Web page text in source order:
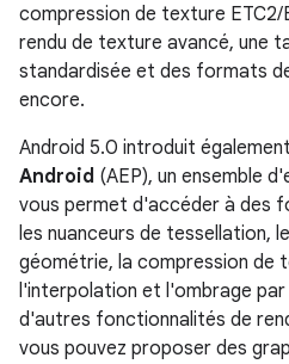
compression de texture ETC2/
rendu de texture avancé, une
standardisée et des formats
encore.
Android 5.0 introduit
Android (AEP), un ensemble
vous permet d'accéder à des
les nuanceurs de tessellation,
géométrie, la compression de
l'interpolation et l'ombrage par
d'autres fonctionnalités de
vous pouvez proposer des